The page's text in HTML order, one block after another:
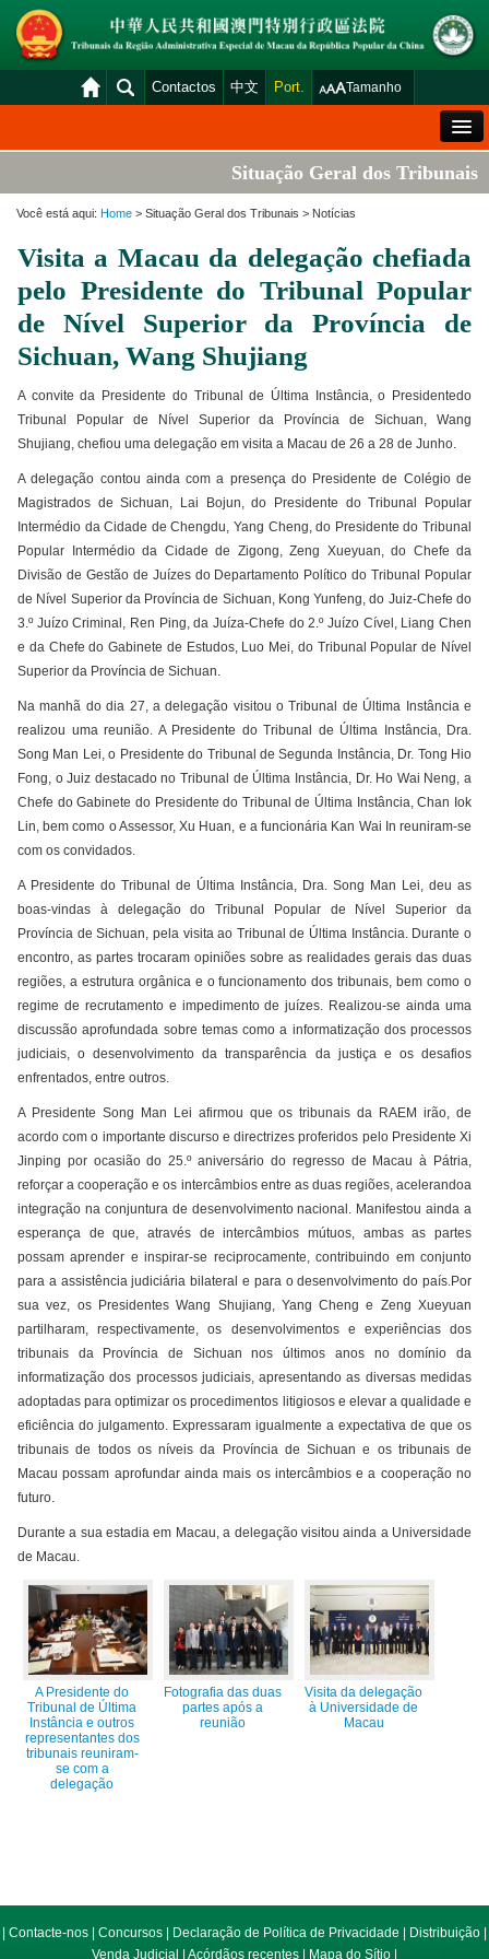
Contactos 中文 Port. Tamanho
Situação Geral dos Tribunais
Venda Judicial
Estatística
Consulta das declarações de rendimentos
Download
Situação Geral dos Tribunais
Você está aqui: Home > Situação Geral dos Tribunais > Notícias
Visita a Macau da delegação chefiada
pelo Presidente do Tribunal Popular
de Nível Superior da Província de
Sichuan, Wang Shujiang
A convite da Presidente do Tribunal de Última Instância, o Presidentedo
Tribunal Popular de Nível Superior da Província de Sichuan, Wang
Shujiang, chefiou uma delegação em visita a Macau de 26 a 28 de Junho.
A delegação contou ainda com a presença do Presidente de Colégio de
Magistrados de Sichuan, Lai Bojun, do Presidente do Tribunal Popular
Intermédio da Cidade de Chengdu, Yang Cheng, do Presidente do Tribunal
Popular Intermédio da Cidade de Zigong, Zeng Xueyuan, do Chefe da
Divisão de Gestão de Juízes do Departamento Político do Tribunal Popular
de Nível Superior da Província de Sichuan, Kong Yunfeng, do Juiz-Chefe do
3.º Juízo Criminal, Ren Ping, da Juíza-Chefe do 2.º Juízo Cível, Liang Chen
e da Chefe do Gabinete de Estudos, Luo Mei, do Tribunal Popular de Nível
Superior da Província de Sichuan.
Na manhã do dia 27, a delegação visitou o Tribunal de Última Instância e
realizou uma reunião. A Presidente do Tribunal de Última Instância, Dra.
Song Man Lei, o Presidente do Tribunal de Segunda Instância, Dr. Tong Hio
Fong, o Juiz destacado no Tribunal de Última Instância, Dr. Ho Wai Neng, a
Chefe do Gabinete do Presidente do Tribunal de Última Instância, Chan Iok
Lin, bem como o Assessor, Xu Huan, e a funcionária Kan Wai In reuniram-se
com os convidados.
A Presidente do Tribunal de Última Instância, Dra. Song Man Lei, deu as
boas-vindas à delegação do Tribunal Popular de Nível Superior da
Província de Sichuan, pela visita ao Tribunal de Última Instância. Durante o
encontro, as partes trocaram opiniões sobre as realidades gerais das duas
regiões, a estrutura orgânica e o funcionamento dos tribunais, bem como o
regime de recrutamento e impedimento de juízes. Realizou-se ainda uma
discussão aprofundada sobre temas como a informatização dos processos
judiciais, o desenvolvimento da transparência da justiça e os desafios
enfrentados, entre outros.
A Presidente Song Man Lei afirmou que os tribunais da RAEM irão, de
acordo com o importante discurso e directrizes proferidos pelo Presidente Xi
Jinping por ocasião do 25.º aniversário do regresso de Macau à Pátria,
reforçar a cooperação e os intercâmbios entre as duas regiões, acelerandoa
integração na conjuntura de desenvolvimento nacional. Manifestou ainda a
esperança de que, através de intercâmbios mútuos, ambas as partes
possam aprender e inspirar-se reciprocamente, contribuindo em conjunto
para a assistência judiciária bilateral e para o desenvolvimento do país.Por
sua vez, os Presidentes Wang Shujiang, Yang Cheng e Zeng Xueyuan
partilharam, respectivamente, os desenvolvimentos e experiências dos
tribunais da Província de Sichuan nos últimos anos no domínio da
informatização dos processos judiciais, apresentando as diversas medidas
adoptadas para optimizar os procedimentos litigiosos e elevar a qualidade e
eficiência do julgamento. Expressaram igualmente a expectativa de que os
tribunais de todos os níveis da Província de Sichuan e os tribunais de
Macau possam aprofundar ainda mais os intercâmbios e a cooperação no
futuro.
Durante a sua estadia em Macau, a delegação visitou ainda a Universidade
de Macau.
A Presidente do
Tribunal de Última
Instância e outros
representantes dos
tribunais reuniram-
se com a
delegação
Fotografia das duas
partes após a
reunião
Visita da delegação
à Universidade de
Macau
Contacte-nos Concursos Declaração de Política de Privacidade Distribuição
Venda Judicial
Acórdãos recentes Mapa do Sítio